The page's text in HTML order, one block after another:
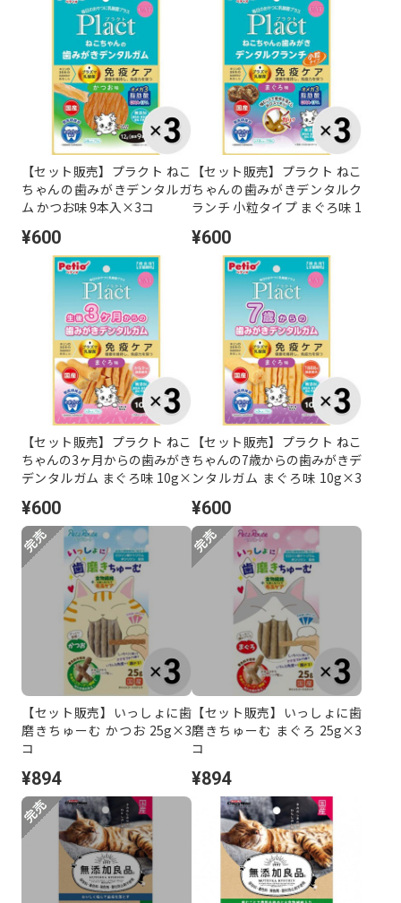
【セット販売】プラクト ねこ
ちゃんの歯みがきデンタルガ
ム かつお味 9本入×3コ
¥600
【セット販売】プラクト ねこ
ちゃんの歯みがきデンタルク
ランチ 小粒タイプ まぐろ味 1
¥600
【セット販売】プラクト ねこ
ちゃんの3ヶ月からの歯みがき
デンタルガム まぐろ味 10g×
¥600
【セット販売】プラクト ねこ
ちゃんの7歳からの歯みがきデ
ンタルガム まぐろ味 10g×3
¥600
【セット販売】いっしょに歯
磨きちゅーむ かつお 25g×3
コ
¥894
【セット販売】いっしょに歯
磨きちゅーむ まぐろ 25g×3
コ
¥894